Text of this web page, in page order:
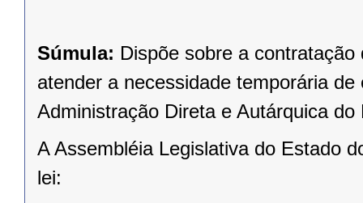
Súmula: Dispõe sobre a
atender a necessidade temporária
Administração Direta e Autárquica
A Assembléia Legislativa do Estado
lei: